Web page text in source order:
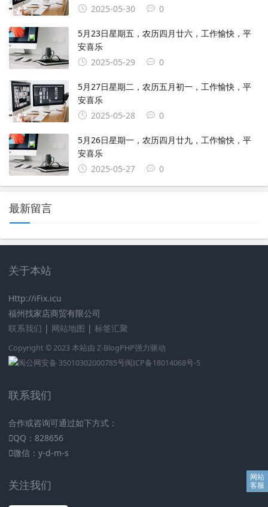
2025-05-30
0
5月23日星期五，农历四月廿六，工作愉快，平
安喜乐
2025-05-29
0
5月27日星期二，农历五月初一，工作愉快，平
安喜乐
2025-05-28
0
5月26日星期一，农历四月廿九，工作愉快，平
安喜乐
2025-05-27
0
最新留言
关于本站
Http://iFix.icu
福州找家店商贸有限公司
联系我们 | 网站地图 | 标签汇聚
Copyright © 2023 本站由 Z-BlogPHP强力驱动
闽公网安备 35010302000785号闽ICP备18014068号-5
联系我们
合作或咨询可通过如下方式：
QQ：828656
微信：y-d-m-s
关注我们